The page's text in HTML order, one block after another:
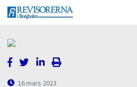
16 mars 2023